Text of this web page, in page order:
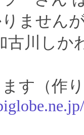
ません
古川しか
す（作